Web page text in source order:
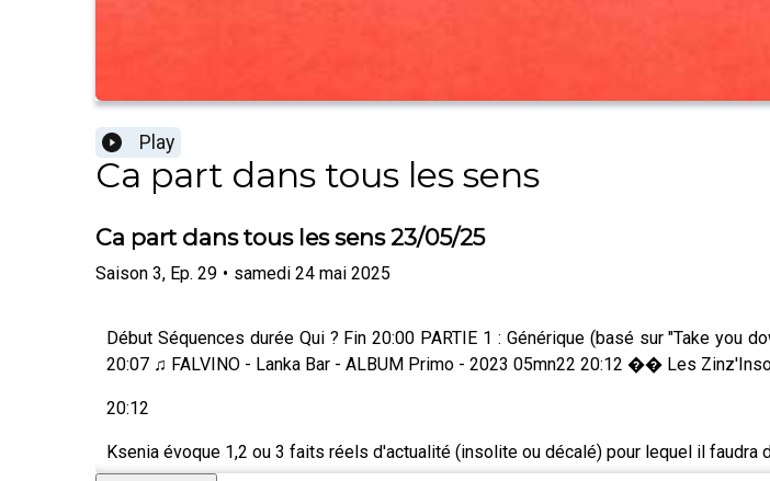
Play
Ca part dans tous les sens
Ca part dans tous les sens 23/05/25
Saison 3, Ep. 29 • samedi 24 mai 2025
Début Séquences durée Qui ? Fin 20:00 PARTIE 1 : Générique (basé sur "Take you
20:07 ♫ FALVINO - Lanka Bar - ALBUM Primo - 2023 05mn22 20:12 �� Les
20:12
Ksenia évoque 1,2 ou 3 faits réels d'actualité (insolite ou décalé) pour lequel il faudra